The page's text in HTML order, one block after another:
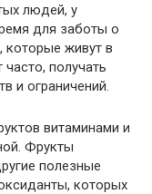
людей, у
для заботы о
которые живут в
получать
и ограничений.
витаминами и
Фрукты
полезные
которых